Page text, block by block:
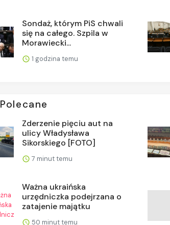
Sondaż, którym PiS chwali
się na całego. Szpila w
Morawiecki...
1 godzina temu
Polecane
Zderzenie pięciu aut na
ulicy Władysława
Sikorskiego [FOTO]
7 minut temu
Ważna ukraińska
urzędniczka podejrzana o
zatajenie majątku
50 minut temu